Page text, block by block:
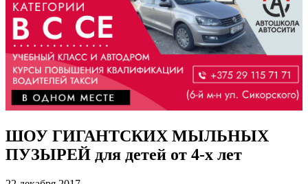
ШОУ ГИГАНТСКИХ МЫЛЬНЫХ
ПУЗЫРЕЙ для детей от 4-х лет